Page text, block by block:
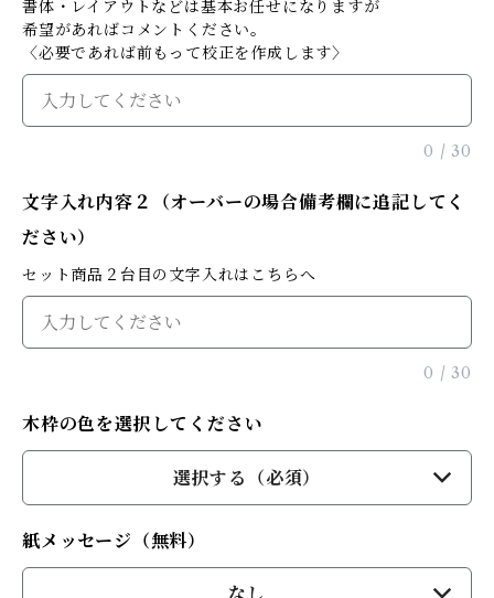
書体・レイアウトなどは基本お任せになりますが
希望があればコメントください。
〈必要であれば前もって校正を作成します〉
0 / 30
文字入れ内容２（オーバーの場合備考欄に追記してく
ださい）
セット商品２台目の文字入れはこちらへ
0 / 30
木枠の色を選択してください
選択する（必須）
紙メッセージ（無料）
なし